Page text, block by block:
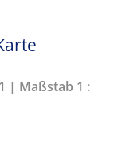
| Maßstab 1 :